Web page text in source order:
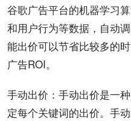
谷歌广告平台的机器学习
和用户行为等数据，自动
能出价可以节省比较多的
广告ROI。
手动出价：手动出价是一
定每个关键词的出价。手